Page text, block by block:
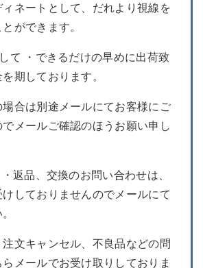
ネートとして、だれより視線を
ができます。
て ・できるだけの早めに出荷致
期しております。
合は別途メールにてお客様にご
メールご確認のほうお願い申し
返品、交換のお問い合わせは、
しておりませんのでメールにて
注文キャンセル、不良品などの問
メールでお受け取りしておりま